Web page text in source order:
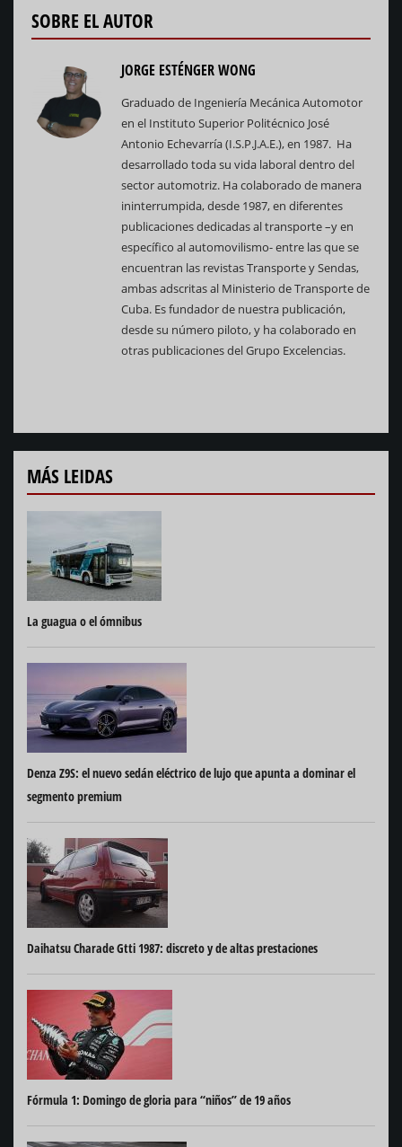
SOBRE EL AUTOR
JORGE ESTÉNGER WONG
Graduado de Ingeniería Mecánica Automotor
en el Instituto Superior Politécnico José
Antonio Echevarría (I.S.P.J.A.E.), en 1987. Ha
desarrollado toda su vida laboral dentro del
sector automotriz. Ha colaborado de manera
ininterrumpida, desde 1987, en diferentes
publicaciones dedicadas al transporte –y en
específico al automovilismo- entre las que se
encuentran las revistas Transporte y Sendas,
ambas adscritas al Ministerio de Transporte de
Cuba. Es fundador de nuestra publicación,
desde su número piloto, y ha colaborado en
otras publicaciones del Grupo Excelencias.
MÁS LEIDAS
La guagua o el ómnibus
Denza Z9S: el nuevo sedán eléctrico de lujo que apunta a dominar el
segmento premium
Daihatsu Charade Gtti 1987: discreto y de altas prestaciones
Fórmula 1: Domingo de gloria para “niños” de 19 años